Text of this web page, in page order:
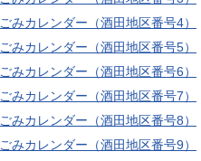
ごみカレンダー（酒田地区番号4）
ごみカレンダー（酒田地区番号5）
ごみカレンダー（酒田地区番号6）
ごみカレンダー（酒田地区番号7）
ごみカレンダー（酒田地区番号8）
ごみカレンダー（酒田地区番号9）